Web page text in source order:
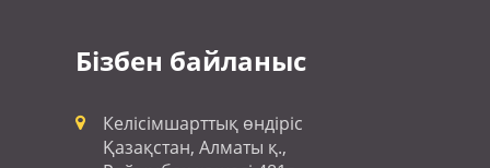
Бізбен байланыс
Келісімшарттық өндіріс
Қазақстан, Алматы қ.,